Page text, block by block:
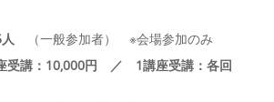
（一般参加者） ※会場参加のみ
受講：10,000円 ／ 1講座受講：各回